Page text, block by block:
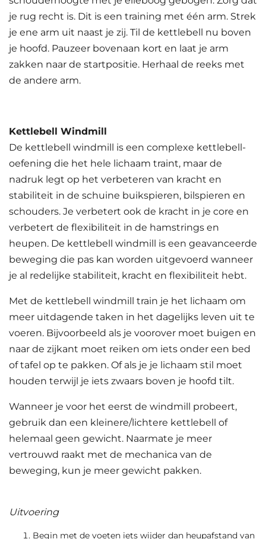
je rug recht is. Dit is een training met één arm. Strek
je ene arm uit naast je zij. Til de kettlebell nu boven
je hoofd. Pauzeer bovenaan kort en laat je arm
zakken naar de startpositie. Herhaal de reeks met
de andere arm.
Kettlebell Windmill
De kettlebell windmill is een complexe kettlebell-
oefening die het hele lichaam traint, maar de
nadruk legt op het verbeteren van kracht en
stabiliteit in de schuine buikspieren, bilspieren en
schouders. Je verbetert ook de kracht in je core en
verbetert de flexibiliteit in de hamstrings en
heupen. De kettlebell windmill is een geavanceerde
beweging die pas kan worden uitgevoerd wanneer
je al redelijke stabiliteit, kracht en flexibiliteit hebt.
Met de kettlebell windmill train je het lichaam om
meer uitdagende taken in het dagelijks leven uit te
voeren. Bijvoorbeeld als je voorover moet buigen en
naar de zijkant moet reiken om iets onder een bed
of tafel op te pakken. Of als je je lichaam stil moet
houden terwijl je iets zwaars boven je hoofd tilt.
Wanneer je voor het eerst de windmill probeert,
gebruik dan een kleinere/lichtere kettlebell of
helemaal geen gewicht. Naarmate je meer
vertrouwd raakt met de mechanica van de
beweging, kun je meer gewicht pakken.
Uitvoering
Begin met de voeten iets wijder dan heupafstand van